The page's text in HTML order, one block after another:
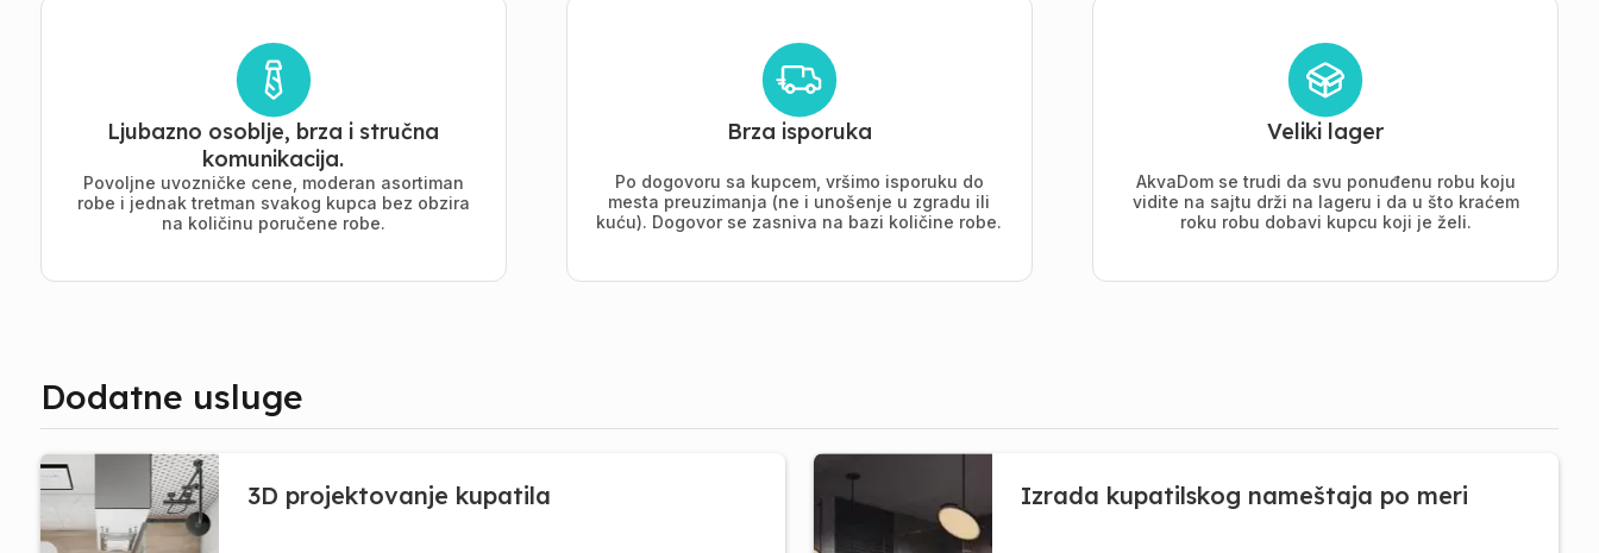
Ljubazno osoblje, brza i stručna
komunikacija.
Povoljne uvozničke cene, moderan asortiman
robe i jednak tretman svakog kupca bez obzira
na količinu poručene robe.
Brza isporuka
Po dogovoru sa kupcem, vršimo isporuku do
mesta preuzimanja (ne i unošenje u zgradu ili
kuću). Dogovor se zasniva na bazi količine robe.
Veliki lager
AkvaDom se trudi da svu ponuđenu robu koju
vidite na sajtu drži na lageru i da u što kraćem
roku robu dobavi kupcu koji je želi.
Dodatne usluge
3D projektovanje kupatila Izrada kupatilskog nameštaja po meri